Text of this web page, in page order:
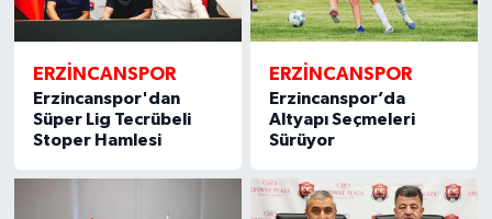
ERZİNCANSPOR
Erzincanspor'dan
Süper Lig Tecrübeli
Stoper Hamlesi
ERZİNCANSPOR
Erzincanspor’da
Altyapı Seçmeleri
Sürüyor